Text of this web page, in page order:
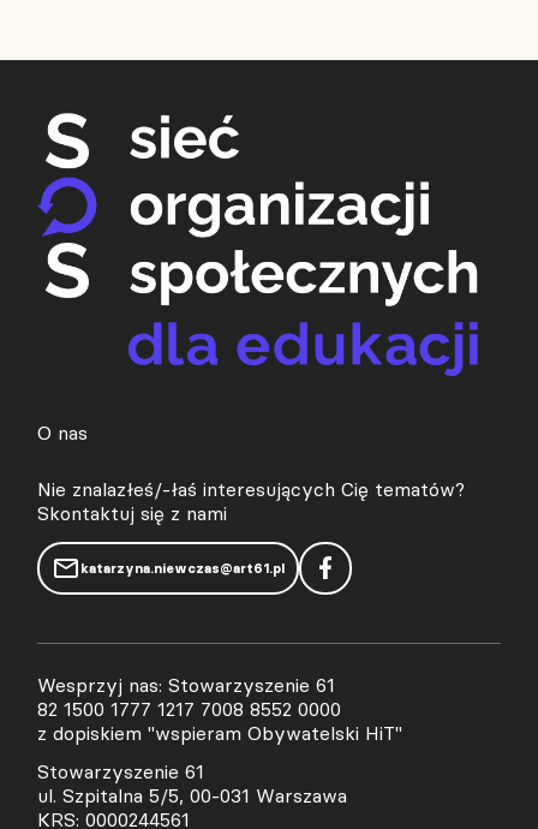
O nas
Nie znalazłeś/-łaś interesujących Cię tematów?
Skontaktuj się z nami
katarzyna.niewczas@art61.pl
Wesprzyj nas: Stowarzyszenie 61
82 1500 1777 1217 7008 8552 0000
z dopiskiem "wspieram Obywatelski HiT"
Stowarzyszenie 61
ul. Szpitalna 5/5, 00-031 Warszawa
KRS: 0000244561